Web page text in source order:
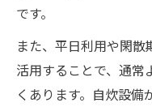
です。
また、平日利用や閑
活用することで、通常
くあります。自炊設備